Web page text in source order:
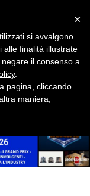
×
si avvalgono
alle finalità illustrate
il consenso a
.
pagina, cliccando
maniera,